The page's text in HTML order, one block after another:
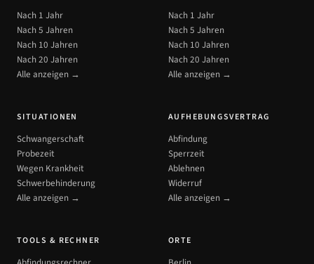
Nach 1 Jahr
Nach 5 Jahren
Nach 10 Jahren
Nach 20 Jahren
Alle anzeigen →
Nach 1 Jahr
Nach 5 Jahren
Nach 10 Jahren
Nach 20 Jahren
Alle anzeigen →
SITUATIONEN
Schwangerschaft
Probezeit
Wegen Krankheit
Schwerbehinderung
Alle anzeigen →
AUFHEBUNGSVERTRAG
Abfindung
Sperrzeit
Ablehnen
Widerruf
Alle anzeigen →
TOOLS & RECHNER ORTE